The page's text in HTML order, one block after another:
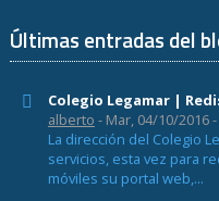
Últimas entradas del
Colegio Legamar |
alberto - Mar, 04/10/2016
La dirección del Colegio
servicios, esta vez para
móviles su portal web,...